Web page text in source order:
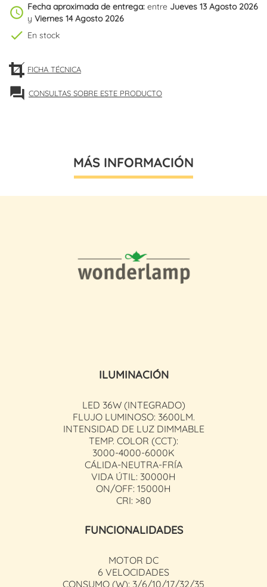
schedule Fecha aproximada de entrega: entre Jueves 13 Agosto 2026
y Viernes 14 Agosto 2026
check En stock
FICHA TÉCNICA
forum CONSULTAS SOBRE ESTE PRODUCTO
MÁS INFORMACIÓN
ILUMINACIÓN
LED 36W (INTEGRADO)
FLUJO LUMINOSO: 3600LM.
INTENSIDAD DE LUZ DIMMABLE
TEMP. COLOR (CCT):
3000-4000-6000K
CÁLIDA-NEUTRA-FRÍA
VIDA ÚTIL: 30000H
ON/OFF: 15000H
CRI: >80
FUNCIONALIDADES
MOTOR DC
6 VELOCIDADES
CONSUMO (W): 3/6/10/17/32/35